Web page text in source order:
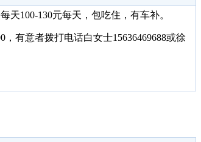
天100-130元每天，包吃住，有车补。
，有意者拨打电话白女士15636469688或徐